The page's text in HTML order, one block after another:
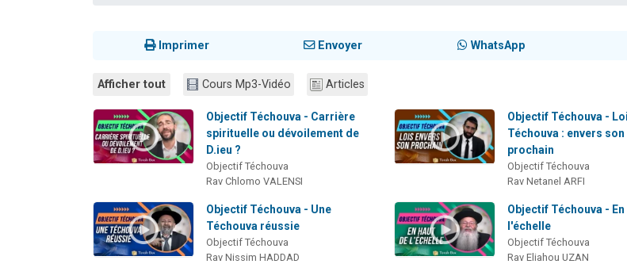
Imprimer Envoyer WhatsApp
Afficher tout Cours Mp3-Vidéo Articles
Objectif Téchouva - Carrière
spirituelle ou dévoilement de
D.ieu ?
Objectif Téchouva
Rav Chlomo VALENSI
Objectif Téchouva -
Téchouva : envers son
prochain
Objectif Téchouva
Rav Netanel ARFI
Objectif Téchouva - Une
Téchouva réussie
Objectif Téchouva
Rav Nissim HADDAD
Objectif Téchouva -
l'échelle
Objectif Téchouva
Rav Eliahou UZAN